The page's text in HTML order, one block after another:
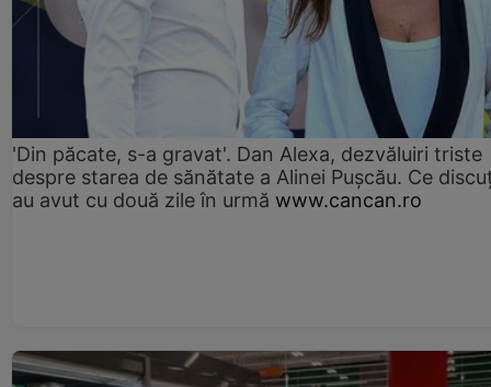
'Din păcate, s-a gravat'. Dan Alexa, dezvăluiri triste
despre starea de sănătate a Alinei Pușcău. Ce
au avut cu două zile în urmă www.cancan.ro